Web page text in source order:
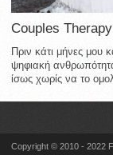
Couples Therapy
Πριν κάτι μήνες μου
ψηφιακή
ίσως χωρίς να το
Copyright © 2010 - 2022